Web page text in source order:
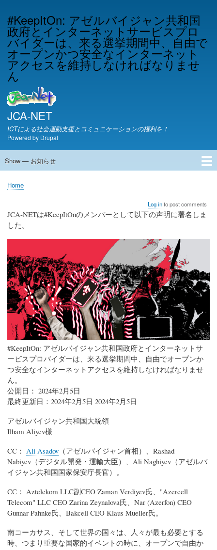
to
main
content
#KeepItOn: アゼルバイジャン共和国
政府とインターネットサービスプロ
バイダーは、来る選挙期間中、自由で
オープンかつ安全なインターネット
アクセスを維持しなければなりませ
ん
JCA-NET
ICTによる社会運動支援とコミュニケーションの権利を！
Powered by Drupal
お
ら
Show — お知らせ
JCA-NETからのお知らせ
Breadcrumb
Home
Log into post comments
JCA-NETは#KeepItOnのメンバーとして以下の声明に署名しま
した。
#KeepItOn: アゼルバイジャン共和国政府とインターネットサ
ービスプロバイダーは、来る選挙期間中、自由でオープンか
つ安全なインターネットアクセスを維持しなければなりませ
ん。
公開日： 2024年2月5日
最終更新日：2024年2月5日 2024年2月5日
アゼルバイジャン共和国大統領
Ilham Aliyev様
CC： Ali Asadov （アゼルバイジャン首相）、Rashad
Nabiyev（デジタル開発・運輸大臣）、Ali Naghiyev（アゼルバ
イジャン共和国国家保安庁長官）。
СС： Aztelekom LLC副CEO Zaman Verdiyev氏、"Azercell
Telecom" LLC CEO Zarina Zeynalova氏、Nar (Azerfon) CEO
Gunnar Pahnke氏、Bakcell CEO Klaus Mueller氏。
南コーカサス、そして世界の国々は、人々が最も必要とする
時、つまり重要な国家的イベントの時に、オープンで自由か